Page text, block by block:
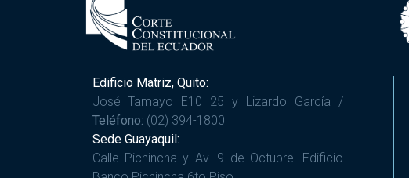
Edificio Matriz, Quito:
José Tamayo E10 25 y Lizardo García /
Teléfono: (02) 394-1800
Sede Guayaquil:
Calle Pichincha y Av. 9 de Octubre. Edificio